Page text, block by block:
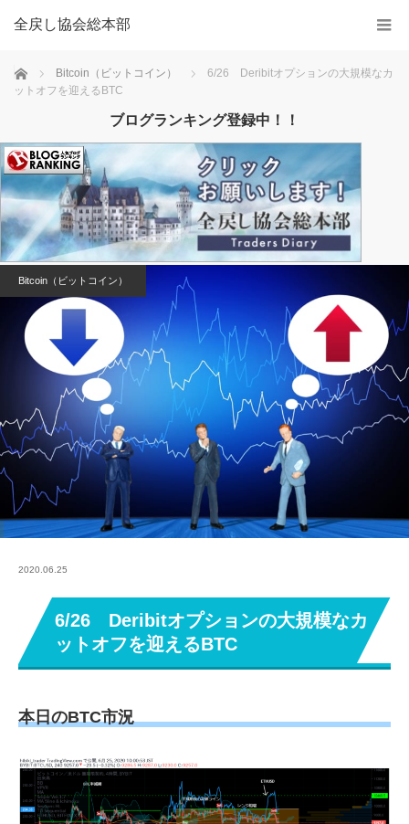
全戻し協会総本部
Home Bitcoin（ビットコイン）
6/26 Deribitオプションの大規模なカ
ットオフを迎えるBTC
ブログランキング登録中！！
Bitcoin（ビットコイン）
2020.06.25
6/26 Deribitオプションの大規模なカ
ットオフを迎えるBTC
本日のBTC市況